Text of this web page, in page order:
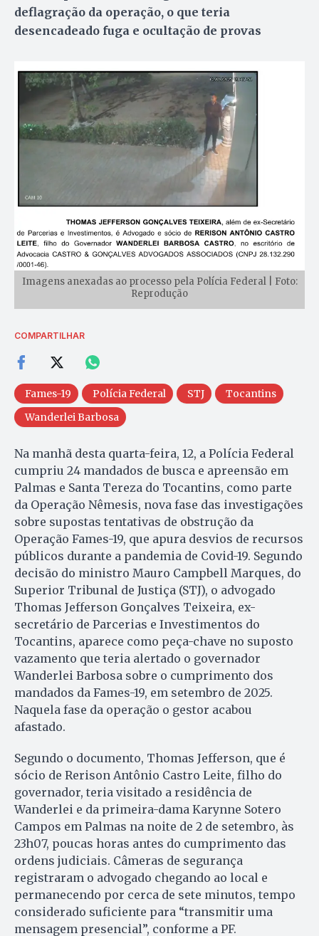
deflagração da operação, o que teria
desencadeado fuga e ocultação de provas
Imagens anexadas ao processo pela Polícia Federal | Foto:
Reprodução
COMPARTILHAR
Fames-19 Polícia Federal STJ
Tocantins
Wanderlei Barbosa
Na manhã desta quarta-feira, 12, a Polícia Federal
cumpriu 24 mandados de busca e apreensão em
Palmas e Santa Tereza do Tocantins, como parte
da Operação Nêmesis, nova fase das investigações
sobre supostas tentativas de obstrução da
Operação Fames-19, que apura desvios de recursos
públicos durante a pandemia de Covid-19. Segundo
decisão do ministro Mauro Campbell Marques, do
Superior Tribunal de Justiça (STJ), o advogado
Thomas Jefferson Gonçalves Teixeira, ex-
secretário de Parcerias e Investimentos do
Tocantins, aparece como peça-chave no suposto
vazamento que teria alertado o governador
Wanderlei Barbosa sobre o cumprimento dos
mandados da Fames-19, em setembro de 2025.
Naquela fase da operação o gestor acabou
afastado.
Segundo o documento, Thomas Jefferson, que é
sócio de Rerison Antônio Castro Leite, filho do
governador, teria visitado a residência de
Wanderlei e da primeira-dama Karynne Sotero
Campos em Palmas na noite de 2 de setembro, às
23h07, poucas horas antes do cumprimento das
ordens judiciais. Câmeras de segurança
registraram o advogado chegando ao local e
permanecendo por cerca de sete minutos, tempo
considerado suficiente para “transmitir uma
mensagem presencial”, conforme a PF.